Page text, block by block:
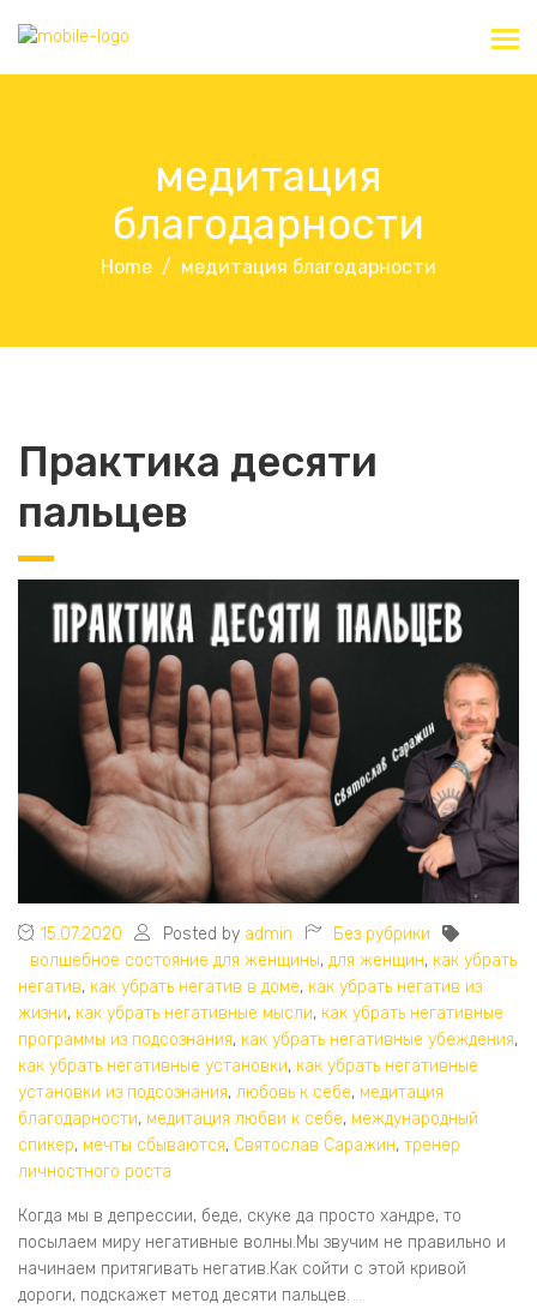
медитация
благодарности
Home медитация благодарности
Практика десяти
пальцев
15.07.2020 Posted by admin
Без рубрики
волшебное состояние для женщины, для женщин, как убрать
негатив, как убрать негатив в доме, как убрать негатив из
жизни, как убрать негативные мысли, как убрать негативные
программы из подсознания, как убрать негативные убеждения,
как убрать негативные установки, как убрать негативные
установки из подсознания, любовь к себе, медитация
благодарности, медитация любви к себе, международный
спикер, мечты сбываются, Святослав Саражин, тренер
личностного роста
Когда мы в депрессии, беде, скуке да просто хандре, то
посылаем миру негативные волны.Мы звучим не правильно и
начинаем притягивать негатив.Как сойти с этой кривой
дороги, подскажет метод десяти пальцев. …